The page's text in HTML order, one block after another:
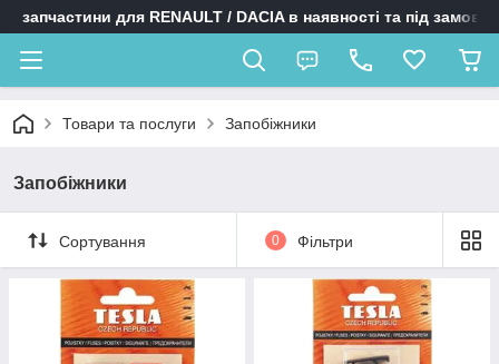
запчастини для RENAULT / DACIA в наявності та під
Товари та послуги Запобіжники
Запобіжники
Сортування 0 Фільтри